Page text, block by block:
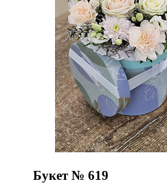
Букет № 619